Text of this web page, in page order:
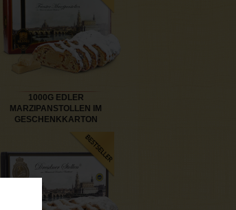
1000G EDLER
MARZIPANSTOLLEN IM
GESCHENKKARTON